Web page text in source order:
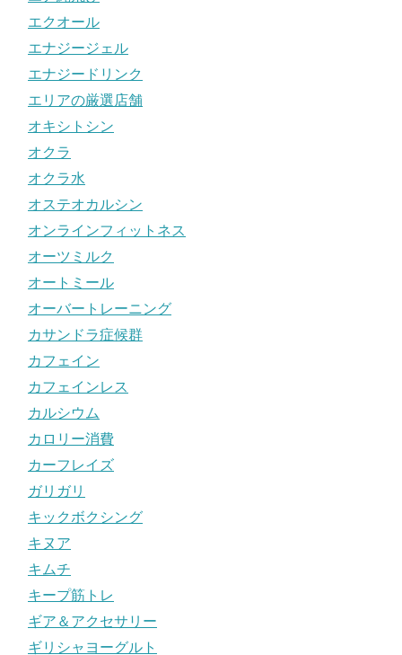
エクオール
エナジージェル
エナジードリンク
エリアの厳選店舗
オキシトシン
オクラ
オクラ水
オステオカルシン
オンラインフィットネス
オーツミルク
オートミール
オーバートレーニング
カサンドラ症候群
カフェイン
カフェインレス
カルシウム
カロリー消費
カーフレイズ
ガリガリ
キックボクシング
キヌア
キムチ
キープ筋トレ
ギア＆アクセサリー
ギリシャヨーグルト